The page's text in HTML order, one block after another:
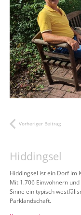
Vorheriger Beitrag
Hiddingsel
Hiddingsel ist ein Dorf im
Mit 1.706 Einwohnern
Sinne ein typisch
Parklandschaft.